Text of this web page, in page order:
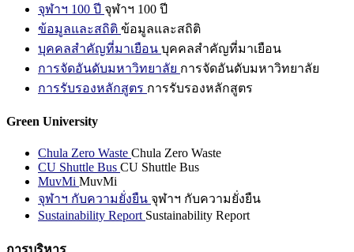
จุฬาฯ 100 ปี จุฬาฯ 100 ปี
ข้อมูลและสถิติ ข้อมูลและสถิติ
บุคคลสำคัญที่มาเยือน บุคคลสำคัญที่มาเยือน
การจัดอันดับมหาวิทยาลัย การจัดอันดับมหาวิทยาลัย
การรับรองหลักสูตร การรับรองหลักสูตร
Green University
Chula Zero Waste Chula Zero Waste
CU Shuttle Bus CU Shuttle Bus
MuvMi MuvMi
จุฬาฯ กับความยั่งยืน จุฬาฯ กับความยั่งยืน
Sustainability Report Sustainability Report
การบริหาร